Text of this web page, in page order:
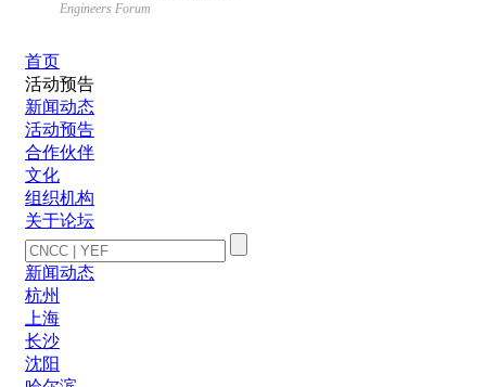
Engineers Forum
首页
活动预告
新闻动态
活动预告
合作伙伴
文化
组织机构
关于论坛
新闻动态
杭州
上海
长沙
沈阳